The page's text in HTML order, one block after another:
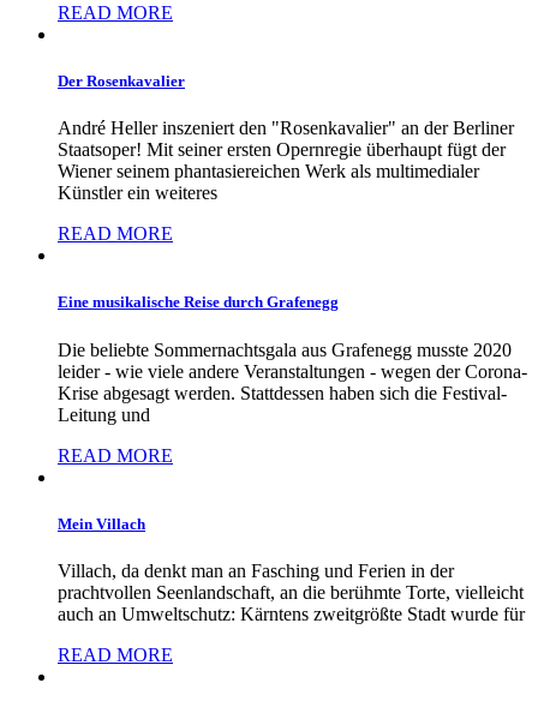
READ MORE
Der Rosenkavalier
André Heller inszeniert den "Rosenkavalier" an der Berliner
Staatsoper! Mit seiner ersten Opernregie überhaupt fügt der
Wiener seinem phantasiereichen Werk als multimedialer
Künstler ein weiteres
READ MORE
Eine musikalische Reise durch Grafenegg
Die beliebte Sommernachtsgala aus Grafenegg musste 2020
leider - wie viele andere Veranstaltungen - wegen der Corona-
Krise abgesagt werden. Stattdessen haben sich die Festival-
Leitung und
READ MORE
Mein Villach
Villach, da denkt man an Fasching und Ferien in der
prachtvollen Seenlandschaft, an die berühmte Torte, vielleicht
auch an Umweltschutz: Kärntens zweitgrößte Stadt wurde für
READ MORE